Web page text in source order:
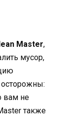
Master,
мусор,
осторожны:
вам не
также